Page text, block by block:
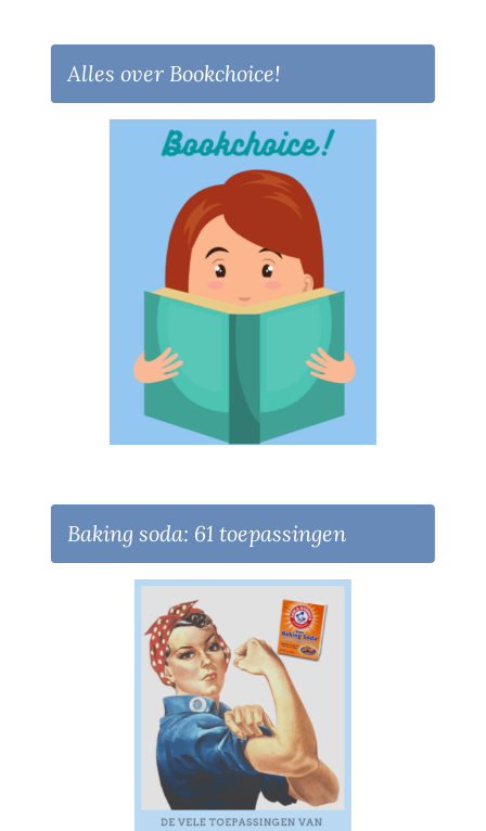
Alles over Bookchoice!
Baking soda: 61 toepassingen